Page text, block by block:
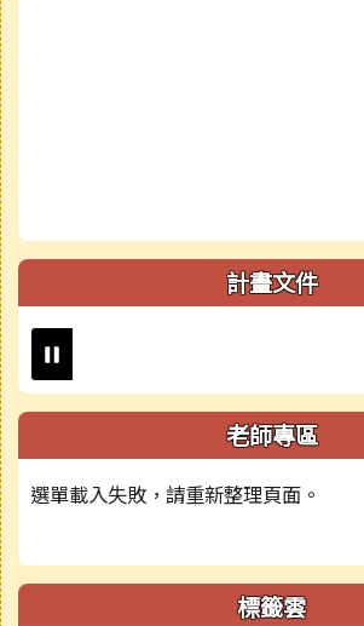
計畫文件
老師專區
選單載入失敗，請重新整理頁面。
標籤雲